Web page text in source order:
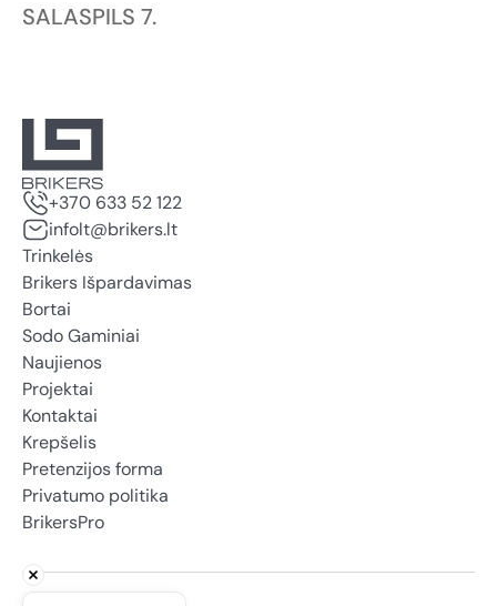
SALASPILS 7.
+370 633 52 122
infolt@brikers.lt
Trinkelės
Brikers Išpardavimas
Bortai
Sodo Gaminiai
Naujienos
Projektai
Kontaktai
Krepšelis
Pretenzijos forma
Privatumo politika
BrikersPro